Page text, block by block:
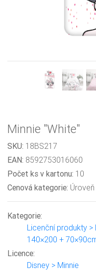
Minnie "White"
SKU: 18BS217
EAN: 8592753016060
Počet ks v kartonu: 10
Cenová kategorie: Úroveň
Kategorie:
Licenční produkty >
140×200 +
Licence:
Disney > Minnie